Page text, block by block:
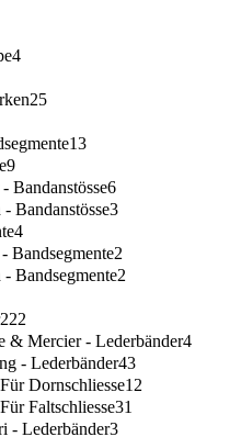
4
25
13
9
Bandanstösse6
- Bandanstösse3
4
Bandsegmente2
- Bandsegmente2
222
& Mercier - Lederbänder4
- Lederbänder43
Für Dornschliesse12
Für Faltschliesse31
- Lederbänder3